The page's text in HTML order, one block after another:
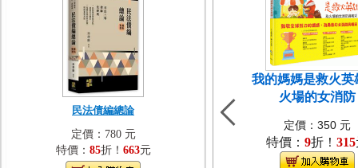
民法債編總論
定價：780 元
特價： 85折！ 663元
我的媽媽是救火英
火場的女消防
定價：350 元
特價： 9折！ 315